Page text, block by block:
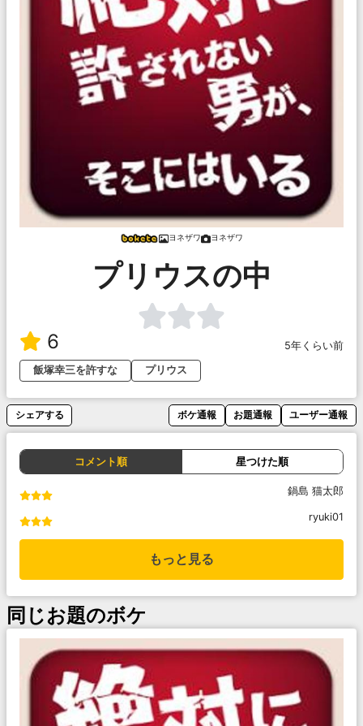
ヨネザワ ヨネザワ
プリウスの中
6
5年くらい前
飯塚幸三を許すな
プリウス
シェアする ボケ通報 お題通報 ユーザー通報
コメント順 星つけた順
鍋島 猫太郎
ryuki01
もっと見る
同じお題のボケ